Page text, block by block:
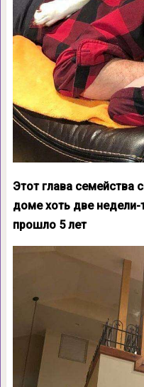
Этот глава семейства
доме хоть две недели-
прошло 5 лет